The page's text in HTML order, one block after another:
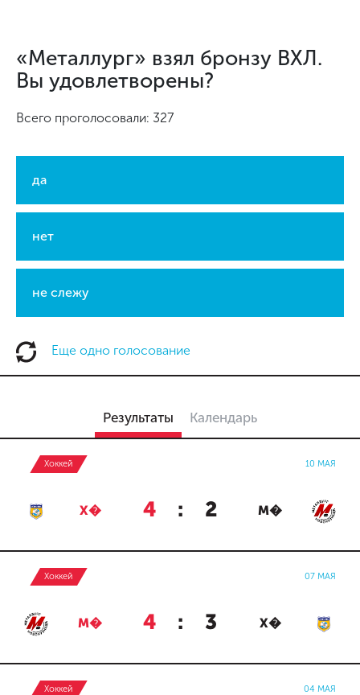
«Металлург» взял бронзу ВХЛ.
Вы удовлетворены?
Всего проголосовали: 327
да
нет
не слежу
Еще одно голосование
Результаты Календарь
Хоккей 10 МАЯ
Х� 4 : 2 М�
Хоккей 07 МАЯ
М� 4 : 3 Х�
Хоккей 04 МАЯ